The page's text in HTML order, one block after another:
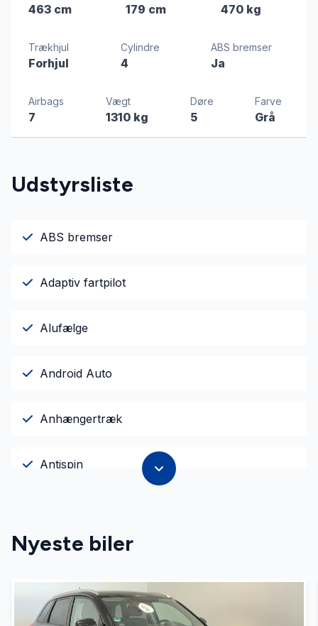
463 cm 179 cm 470 kg
Trækhjul
Forhjul
Cylindre
4
ABS bremser
Ja
Airbags
7
Vægt
1310 kg
Døre
5
Farve
Grå
Udstyrsliste
ABS bremser
Adaptiv fartpilot
Alufælge
Android Auto
Anhængertræk
Antispin
Armlæn
Auto. start/stop
Nyeste biler